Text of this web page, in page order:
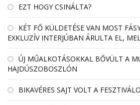
EZT HOGY CSINÁLTA?
KÉT FŐ KÜLDETÉSE VAN MOST
EXKLUZÍV INTERJÚBAN ÁRULTA EL,
ÚJ MŰALKOTÁSOKKAL BŐVÜLT A
HAJDÚSZOBOSZLÓN
BIKAVÉRES SAJT VOLT A